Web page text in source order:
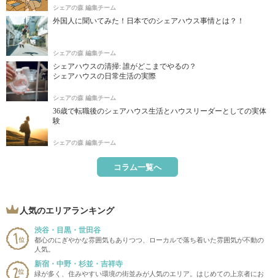
シェアの森 編集チーム
外国人に聞いてみた！日本でのシェアハウス事情とは？！
シェアの森 編集チーム
シェアハウスの清掃: 誰がどこまでやるの？
シェアハウスの日常生活の実際
シェアの森 編集チーム
36歳で転職後のシェアハウス生活とハウスリーダーとしての実体
験
シェアの森 編集チーム
コラム一覧へ
人気のエリアランキング
渋谷・目黒・世田谷
都心のにぎやかな雰囲気もありつつ、ローカルで落ち着いた雰囲気が不動の
人気。
新宿・中野・杉並・吉祥寺
緑が多く、住みやすい環境の街並みが人気のエリア。はじめての上京者にお